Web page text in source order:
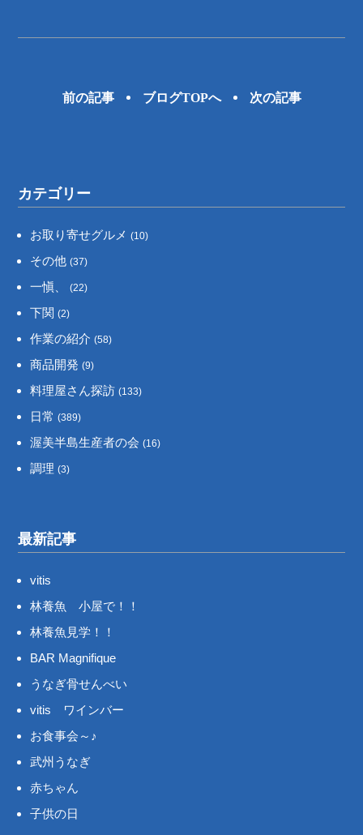
前の記事 ブログTOPへ 次の記事
カテゴリー
お取り寄せグルメ(10)
その他(37)
一愼、(22)
下関(2)
作業の紹介(58)
商品開発(9)
料理屋さん探訪(133)
日常(389)
渥美半島生産者の会(16)
調理(3)
最新記事
vitis
林養魚 小屋で！！
林養魚見学！！
BAR Magnifique
うなぎ骨せんべい
vitis ワインバー
お食事会～♪
武州うなぎ
赤ちゃん
子供の日